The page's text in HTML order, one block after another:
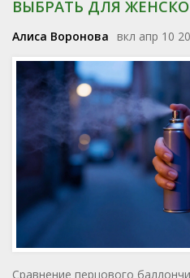
ВЫБРАТЬ ДЛЯ
Алиса Воронова вкл апр 10
Сравнение перцового